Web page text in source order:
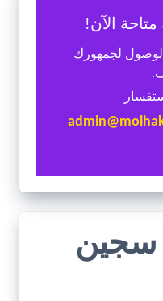
الآن!
لجمهورك
سجين